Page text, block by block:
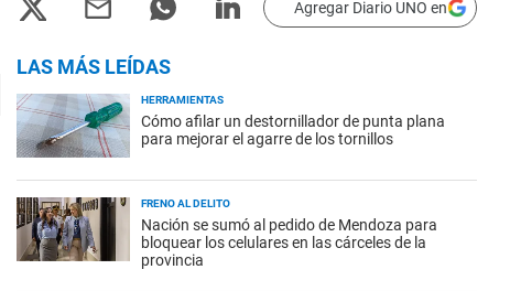
Agregar Diario UNO en
LAS MÁS LEÍDAS
HERRAMIENTAS
Cómo afilar un destornillador de punta plana
para mejorar el agarre de los tornillos
FRENO AL DELITO
Nación se sumó al pedido de Mendoza para
bloquear los celulares en las cárceles de la
provincia